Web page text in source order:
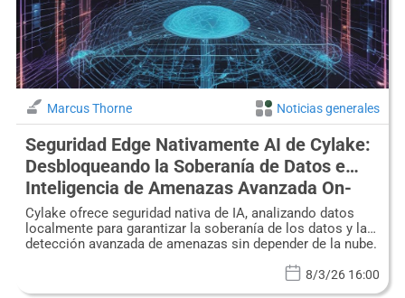
Marcus Thorne Noticias generales
Seguridad Edge Nativamente AI de Cylake:
Desbloqueando la Soberanía de Datos e
Inteligencia de Amenazas Avanzada On-
Premise
Cylake ofrece seguridad nativa de IA, analizando datos
localmente para garantizar la soberanía de los datos y la
detección avanzada de amenazas sin depender de la nube.
8/3/26 16:00